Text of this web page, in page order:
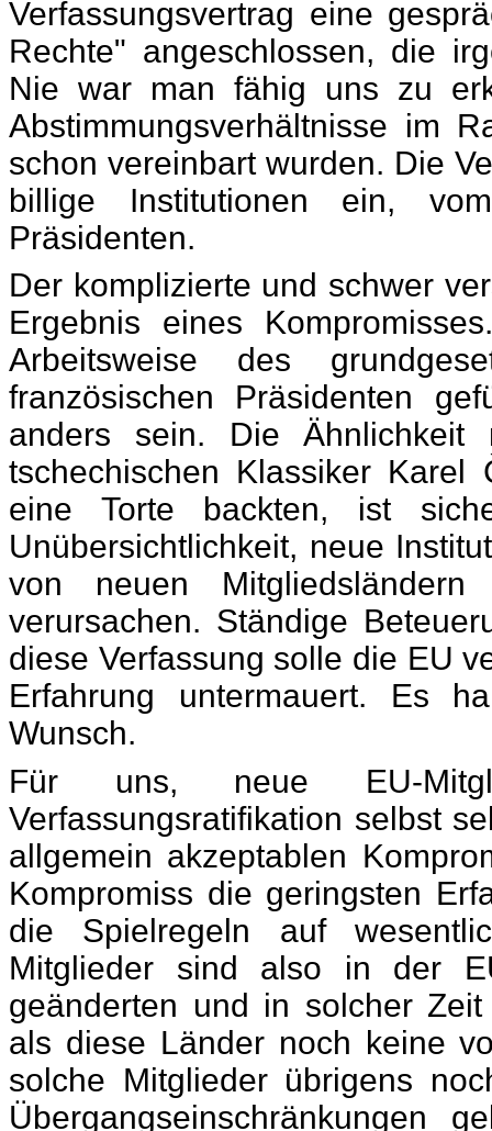
Verfassungsvertrag eine
Rechte" angeschlossen, die
Nie war man fähig uns zu
Abstimmungsverhältnisse im
schon vereinbart wurden. Die
billige Institutionen ein,
Präsidenten.
Der komplizierte und schwer
Ergebnis eines
Arbeitsweise des
französischen Präsidenten
anders sein. Die Ähnlichkeit
tschechischen Klassiker
eine Torte backten, ist
Unübersichtlichkeit, neue
von neuen
verursachen. Ständige
diese Verfassung solle die EU
Erfahrung untermauert. Es
Wunsch.
Für uns, neue EU-
Verfassungsratifikation selbst
allgemein akzeptablen
Kompromiss die geringsten
die Spielregeln auf
Mitglieder sind also in der
geänderten und in solcher
als diese Länder noch keine
solche Mitglieder übrigens
Übergangseinschränkungen